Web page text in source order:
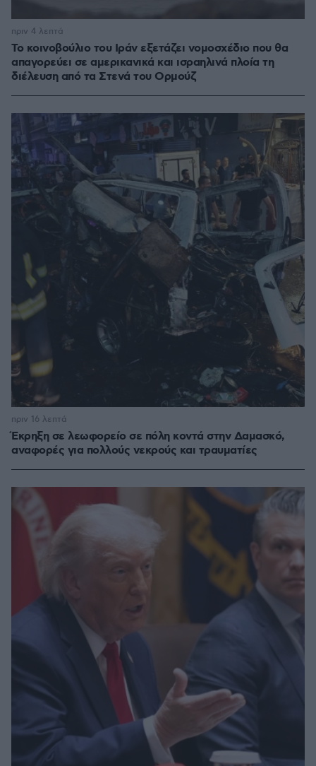
Το κοινοβούλιο του Ιράν εξετάζει νομοσχέδιο που θα
απαγορεύει σε αμερικανικά και ισραηλινά πλοία τη
διέλευση από τα Στενά του Ορμούζ
πριν 4 λεπτά
Έκρηξη σε λεωφορείο σε πόλη κοντά στην Δαμασκό,
αναφορές για πολλούς νεκρούς και τραυματίες
πριν 16 λεπτά